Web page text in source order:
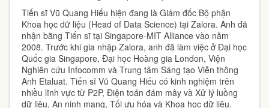
Tiến sĩ Vũ Quang Hiếu hiện đang là Giám đốc Bộ phận
Khoa học dữ liệu (Head of Data Science) tại Zalora. Anh đã
nhận bằng Tiến sĩ tại Singapore-MIT Alliance vào năm
2008. Trước khi gia nhập Zalora, anh đã làm việc ở Đại học
Quốc gia Singapore, Đại học Hoàng gia London, Viện
Nghiên cứu Infocomm và Trung tâm Sáng tạo Viễn thông
Anh Etaluat. Tiến sĩ Vũ Quang Hiếu có kinh nghiệm trên
nhiều lĩnh vực từ P2P, Điện toán đám mây và Xử lý luồng
dữ liệu, An ninh mạng, Tối ưu hóa và Khoa học dữ liệu.